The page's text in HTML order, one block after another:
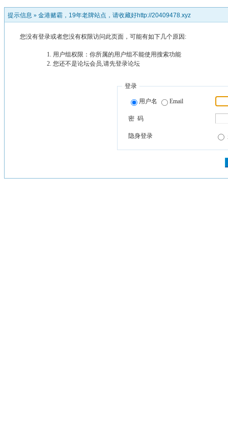
提示信息 » 金港赌霸，19年老牌站点，请收藏好http://20409478.xyz
您没有登录或者您没有权限访问此页面，可能有如下几个原因:
用户组权限：你所属的用户组不能使用搜索功能
您还不是论坛会员,请先登录论坛
登录
用户名 Email
密 码
隐身登录